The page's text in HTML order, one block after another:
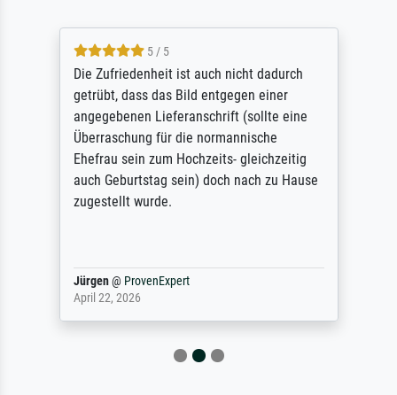
5 / 5
Die Zufriedenheit ist auch nicht dadurch
getrübt, dass das Bild entgegen einer
angegebenen Lieferanschrift (sollte eine
Überraschung für die normannische
Ehefrau sein zum Hochzeits- gleichzeitig
auch Geburtstag sein) doch nach zu Hause
zugestellt wurde.
Jürgen@ ProvenExpert
April 22, 2026